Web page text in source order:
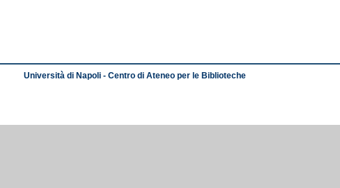
Università di Napoli - Centro di Ateneo per le Biblioteche